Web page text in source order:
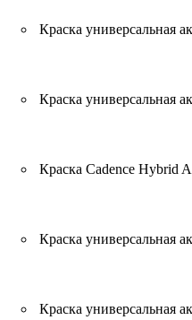
Краска универсальная
Краска универсальная
Краска Cadence Hybrid
Краска универсальная
Краска универсальная